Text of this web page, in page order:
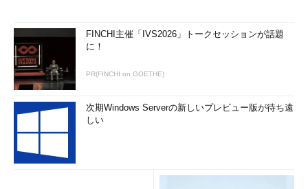
FINCHI主催「IVS2026」トークセッションが話題
に！
PR(FINCHI on GOETHE)
次期Windows Serverの新しいプレビュー版が待ち遠
しい